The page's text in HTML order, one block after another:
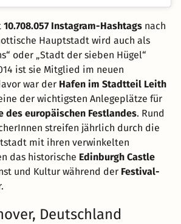
10.708.057 Instagram-Hashtags nach
Hauptstadt wird auch als
oder „Stadt der sieben Hügel“
ist sie Mitglied im neuen
war der Hafen im Stadtteil Leith
der wichtigsten Anlegeplätze für
des europäischen Festlandes. Rund
streifen jährlich durch die
mit ihren verwinkelten
das historische Edinburgh Castle
und Kultur während der Festival-
Deutschland